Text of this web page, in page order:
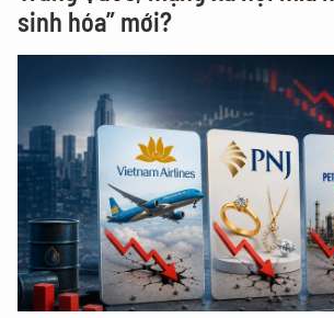
sinh hóa” mới?